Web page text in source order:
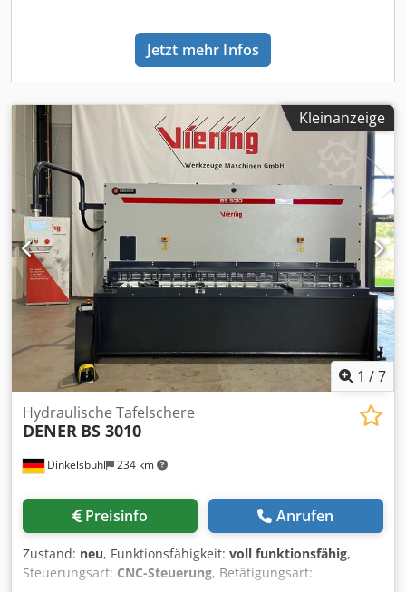
Jetzt mehr Infos
Kleinanzeige
1 /7
Dinkelsbühl 234 km
Hydraulische Tafelschere
DENER BS 3010
Preisinfo Anrufen
Zustand: neu, Funktionsfähigkeit: voll funktionsfähig,
Steuerungsart: CNC-Steuerung, Betätigungsart: